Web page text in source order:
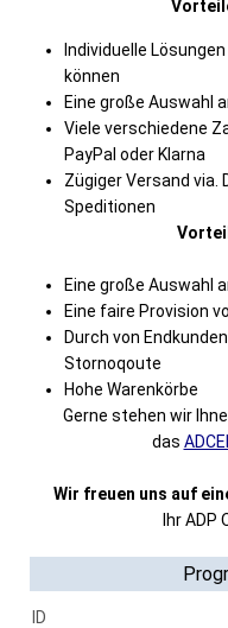
Individuelle
können
Eine große Auswahl
Viele verschiedene
PayPal oder Klarna
Zügiger Versand via.
Speditionen
Eine große Auswahl
Eine faire Provision
Durch von
Stornoqoute
Hohe Warenkörbe
Gerne stehen wir
das
Wir freuen uns auf
Ihr
ID